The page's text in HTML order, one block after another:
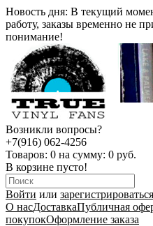
Новость дня: В текущий
работу, заказы временно не
понимание!
Возникли вопросы?
+7(916) 062-4256
Товаров: 0 на сумму: 0 руб.
В корзине пусто!
Войти или зарегистрироваться
О насДоставкаПубличная
покупокОформление заказа